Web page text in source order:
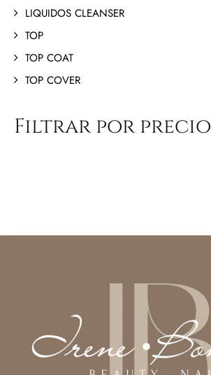
LIQUIDOS CLEANSER
TOP
TOP COAT
TOP COVER
Filtrar por precio